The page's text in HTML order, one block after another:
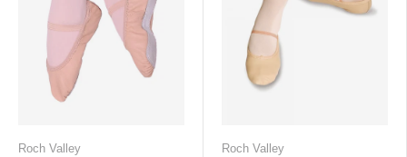
Roch Valley Roch Valley